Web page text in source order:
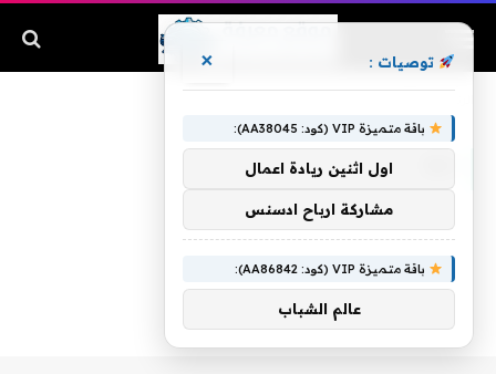
توصيات : ×
باقة متميزة VIP (كود: AA38045):
اول اثنين ريادة اعمال
مشاركة ارباح ادسنس
باقة متميزة VIP (كود: AA86842):
عالم الشباب